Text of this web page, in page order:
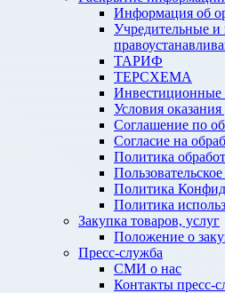
Информация об
Учредительные
ТАРИФ
ТЕРСХЕМА
Условия оказания
Соглашение по
Согласие на
Политика
Политика
Политика
Закупка товаров, услуг
Положение о
Пресс-служба
СМИ о нас
Контакты пресс-